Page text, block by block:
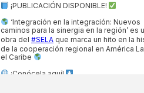
¡PUBLICACIÓN DISPONIBLE!
‘Integración en la integración: Nuevos
caminos para la sinergia en la región’ es
obra del #SELA que marca un hito en la
de la cooperación regional en América
el Caribe
¡Conócela aquí!